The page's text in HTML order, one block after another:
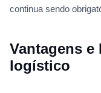
continua sendo
Vantagens
logístico